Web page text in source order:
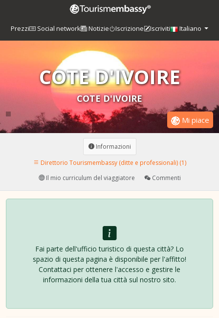
Prezzi Social network Notizie Iscrizione Iscriviti Italiano
COTE D'IVOIRE
COTE D'IVOIRE
Mi piace
Informazioni
Direttorio Tourismembassy (ditte e professionali) (1)
Il mio curriculum del viaggiatore
Commenti
Fai parte dell'ufficio turistico di questa città? Lo
spazio di questa pagina è disponibile per l'affitto!
Contattaci per ottenere l'accesso e gestire le
informazioni della tua città sul nostro sito.